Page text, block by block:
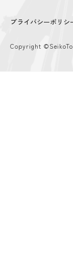
プライバシーポリシ
Copyright